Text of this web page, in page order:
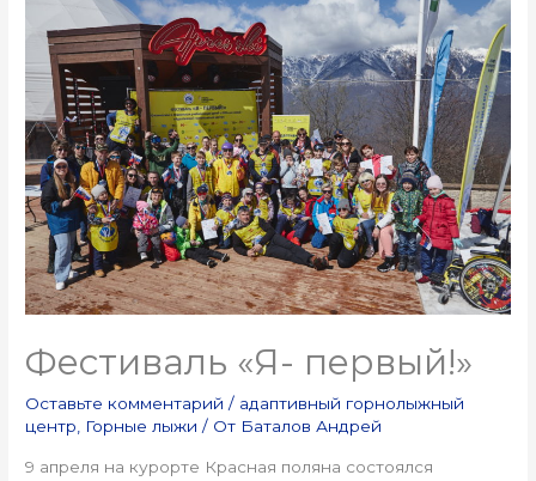
Фестиваль «Я- первый!»
Оставьте комментарий / адаптивный горнолыжный
центр
Горные лыжи / От Баталов Андрей
9 апреля на курорте Красная поляна состоялся